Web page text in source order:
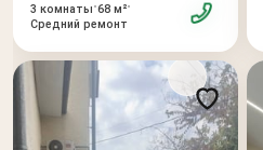
3 комнаты•68 м²•
Средний ремонт